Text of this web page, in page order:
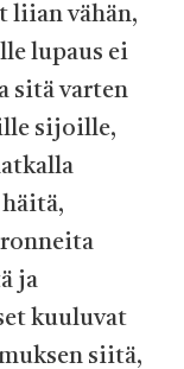
liian vähän,
lupaus ei
sitä varten
sijoille,
ja
kuuluvat
siitä,